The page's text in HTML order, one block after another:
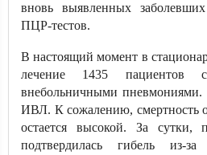
вновь выявленных
ПЦР-тестов.
В настоящий момент в
лечение 1435 пациентов
внебольничными пневмониями.
ИВЛ. К сожалению, смертность
остается высокой. За сутки,
подтвердилась гибель из-